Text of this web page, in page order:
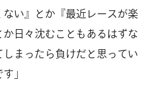
い』とか『最近レースが楽
か日々沈むこともあるはずな
まったら負けだと思ってい
」